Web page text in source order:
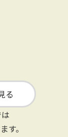
る
す。